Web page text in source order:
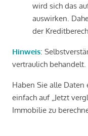
wird sich das
auswirken.
der
Hinweis:
vertraulich behandelt.
Haben Sie alle
einfach auf „Jetzt
Immobilie zu